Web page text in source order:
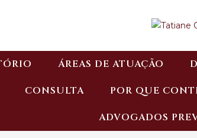
ÁREAS DE ATUAÇÃO
CONSULTA POR QUE
ADVOGADOS